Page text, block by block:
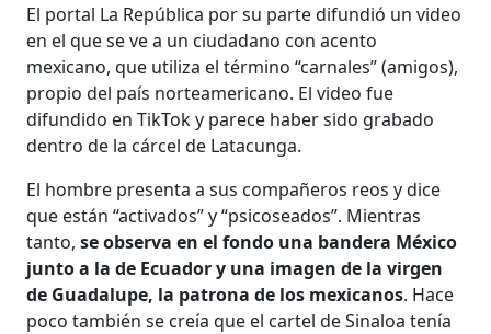
El portal La República por su parte difundió un video
en el que se ve a un ciudadano con acento
mexicano, que utiliza el término “carnales” (amigos),
propio del país norteamericano. El video fue
difundido en TikTok y parece haber sido grabado
dentro de la cárcel de Latacunga.
El hombre presenta a sus compañeros reos y dice
que están “activados” y “psicoseados”. Mientras
tanto,se observa en el fondo una bandera México
junto a la de Ecuador y una imagen de la virgen
de Guadalupe, la patrona de los mexicanos. Hace
poco también se creía que el cartel de Sinaloa tenía